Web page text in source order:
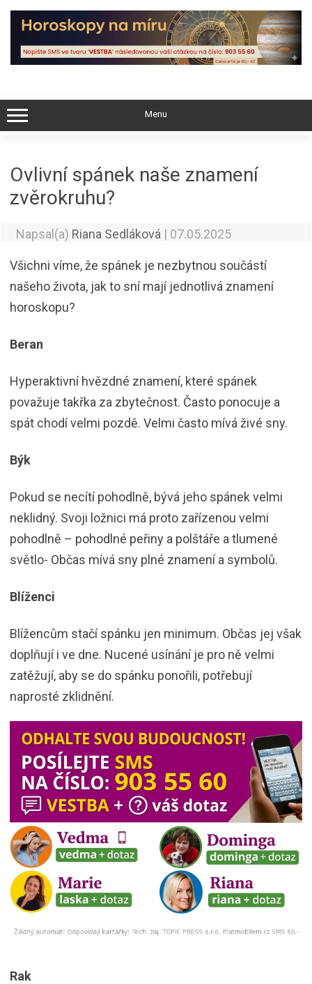
Skip
content
Menu
Ovlivní spánek naše znamení
zvěrokruhu?
Napsal(a) Riana Sedláková | 07.05.2025
Všichni víme, že spánek je nezbytnou součástí
našeho života, jak to sní mají jednotlivá znamení
horoskopu?
Beran
Hyperaktivní hvězdné znamení, které spánek
považuje takřka za zbytečnost. Často ponocuje a
spát chodí velmi pozdě. Velmi často mívá živé sny.
Býk
Pokud se necítí pohodlně, bývá jeho spánek velmi
neklidný. Svoji ložnici má proto zařízenou velmi
pohodlně – pohodlné peřiny a polštáře a tlumené
světlo- Občas mívá sny plné znamení a symbolů.
Blíženci
Blížencům stačí spánku jen minimum. Občas jej však
doplňují i ve dne. Nucené usínání je pro ně velmi
zatěžují, aby se do spánku ponořili, potřebují
naprosté zklidnění.
Rak